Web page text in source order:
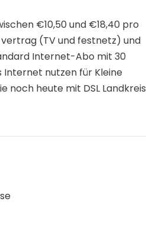
€10,50 und €18,40 pro
(TV und festnetz) und
Internet-Abo mit 30
Internet nutzen für Kleine
noch heute mit DSL Landkreis